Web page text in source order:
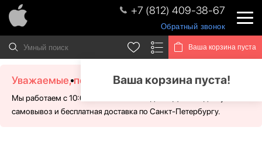
+7 (812) 409-38-67
Обратный звонок
Ваша корзина пуста
Ваша корзина пуста!
Уважаемые, посетители!
Мы работаем с 10:00 - 21:00 без выходных. Для Вас доступен
самовывоз и бесплатная доставка по Санкт-Петербургу.